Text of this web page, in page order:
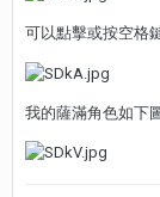
可以點擊或按空格
我的薩滿角色如下